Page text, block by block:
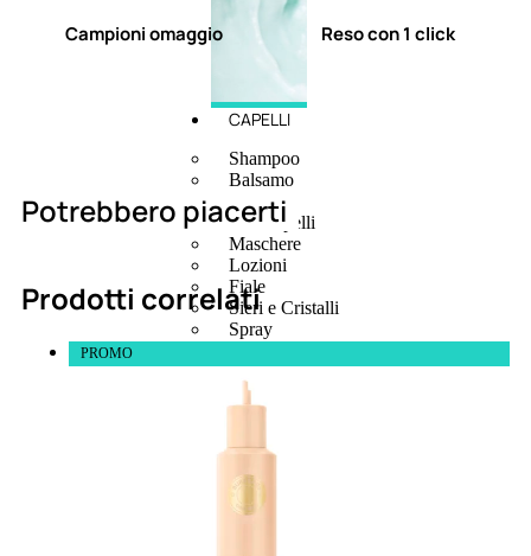
CAPELLI
Shampoo
Balsamo
Mousse
Olii Capelli
Maschere
Lozioni
Fiale
Sieri e Cristalli
Spray
Gel Capelli
Colorazione
Campioni omaggio Reso con 1 click
Potrebbero piacerti
Prodotti correlati
PROMO